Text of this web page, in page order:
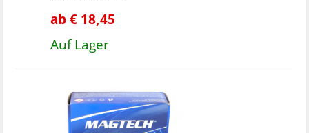
ab € 18,45
Auf Lager